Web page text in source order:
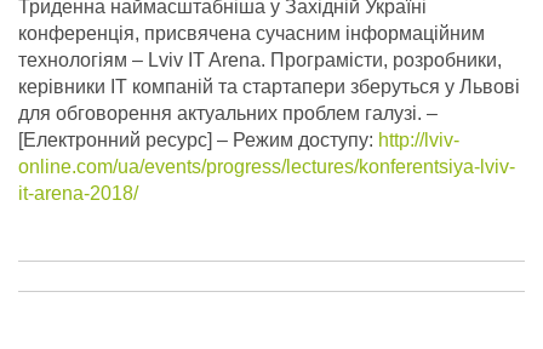
Триденна наймасштабніша у Західній Україні
конференція, присвячена сучасним інформаційним
технологіям – Lviv IT Arena. Програмісти, розробники,
керівники ІТ компаній та стартапери зберуться у Львові
для обговорення актуальних проблем галузі. –
[Електронний ресурс] – Режим доступу: http://lviv-
online.com/ua/events/progress/lectures/konferentsiya-lviv-
it-arena-2018/